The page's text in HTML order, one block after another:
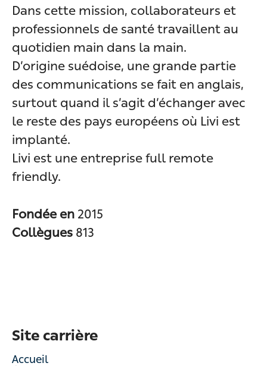
Dans cette mission, collaborateurs et
professionnels de santé travaillent au
quotidien main dans la main.
D’origine suédoise, une grande partie
des communications se fait en anglais,
surtout quand il s’agit d’échanger avec
le reste des pays européens où Livi est
implanté.
Livi est une entreprise full remote
friendly.
Fondée en 2015
Collègues 813
Site carrière
Accueil